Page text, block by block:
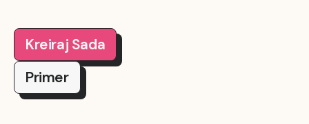
Kreiraj Sada
Primer